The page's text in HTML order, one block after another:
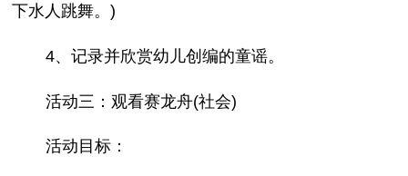
下水人跳舞。)
4、记录并欣赏幼儿创编的童谣。
活动三：观看赛龙舟(社会)
活动目标：